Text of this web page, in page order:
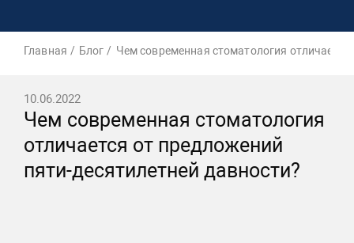
Главная Блог Чем современная стоматология
10.06.2022
Чем современная стоматология
отличается от предложений
пяти-десятилетней давности?